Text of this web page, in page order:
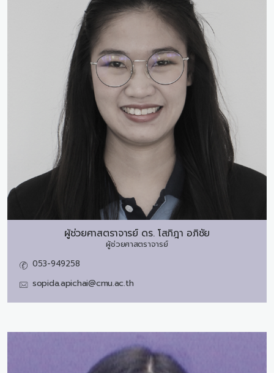
ผู้ช่วยศาสตราจารย์ ดร. โสภิฎา อภิชัย
ผู้ช่วยศาสตราจารย์
053-949258
sopida.apichai@cmu.ac.th